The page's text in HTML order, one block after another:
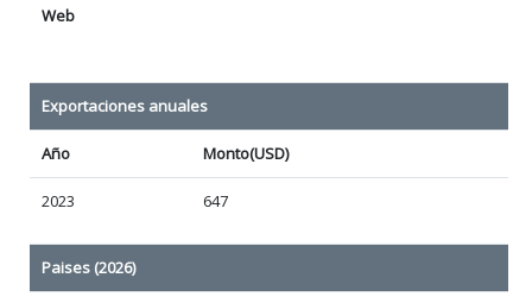
Web
Exportaciones anuales
Año Monto(USD)
2023 647
Paises (2026)